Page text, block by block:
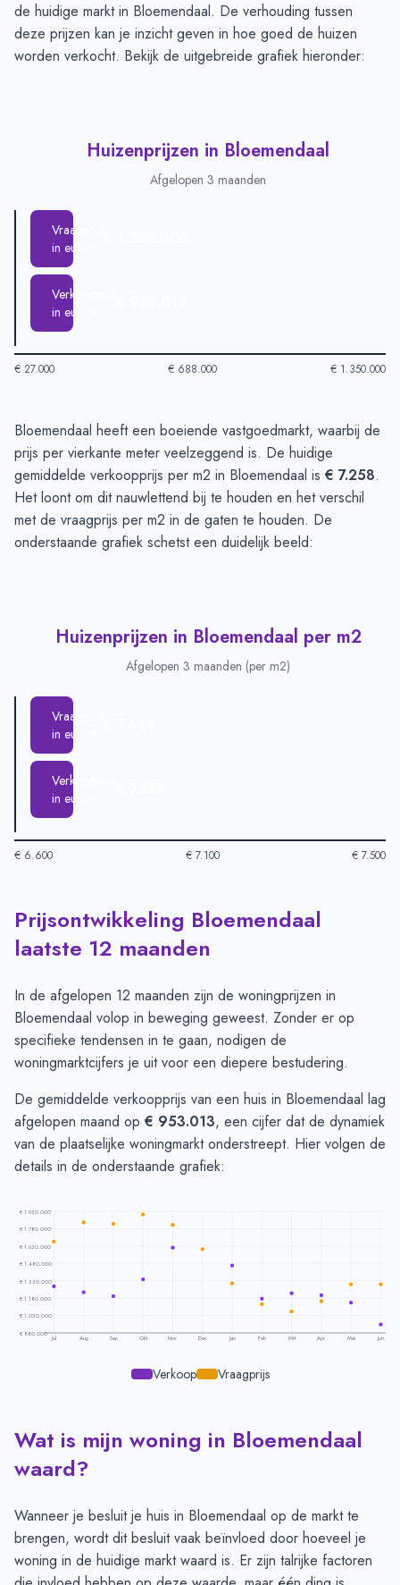
de huidige markt in Bloemendaal. De verhouding tussen
deze prijzen kan je inzicht geven in hoe goed de huizen
worden verkocht. Bekijk de uitgebreide grafiek hieronder:
Huizenprijzen in Bloemendaal
Afgelopen 3 maanden
Vraagprijs
in euro's
Verkoopprijs
in euro's
€ 27.000 € 688.000 € 1.350.000
Huizenprijzen in Bloemendaal-Afgelopen 3 maanden
Type
Bedrag
Vraagprijs in euro's
€ 1.300.000
Verkoopprijs in euro's
€ 953.013
Bloemendaal heeft een boeiende vastgoedmarkt, waarbij de
prijs per vierkante meter veelzeggend is. De huidige
gemiddelde verkoopprijs per m2 in Bloemendaal is € 7.258.
Het loont om dit nauwlettend bij te houden en het verschil
met de vraagprijs per m2 in de gaten te houden. De
onderstaande grafiek schetst een duidelijk beeld:
Huizenprijzen in Bloemendaal per m2
Afgelopen 3 maanden (per m2)
Vraagprijs
in euro's
Verkoopprijs
in euro's
€ 6.600 € 7.100 € 7.500
Huizenprijzen in Bloemendaal per m2-Afgelopen 3 maanden
Type
Vraagprijs in euro's
Verkoopprijs in euro's
Prijsontwikkeling Bloemendaal
laatste 12 maanden
In de afgelopen 12 maanden zijn de woningprijzen in
Bloemendaal volop in beweging geweest. Zonder er op
specifieke tendensen in te gaan, nodigen de
woningmarktcijfers je uit voor een diepere bestudering.
De gemiddelde verkoopprijs van een huis in Bloemendaal lag
afgelopen maand op € 953.013, een cijfer dat de dynamiek
van de plaatselijke woningmarkt onderstreept. Hier volgen de
details in de onderstaande grafiek:
€ 1.930.000
€ 1.780.000
€ 1.630.000
€ 1.480.000
€ 1.330.000
€ 1.180.000
€ 1.030.000
€ 880.000
Jul Aug Sep Okt Nov Dec Jan Feb Mrt Apr Mei Jun
Verkoop Vraagprijs
Prijsontwikkeling per maand -Bloemendaal
Maand
Vraagprijs
Verkoopprijs
Juli
€ 1.834.515
€ 1.230.528
September € 1.822.392
€ 1.197.417
Oktober
€ 1.904.484
€ 1.343.345
November
€ 1.815.935 € 1.615.860
Wat is mijn woning in Bloemendaal
waard?
Wanneer je besluit je huis in Bloemendaal op de markt te
brengen, wordt dit besluit vaak beïnvloed door hoeveel je
woning in de huidige markt waard is. Er zijn talrijke factoren